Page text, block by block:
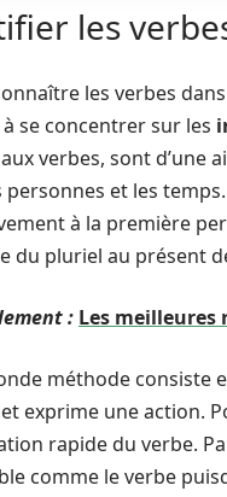
les
les verbes
se concentrer sur les
verbes, sont d’une
personnes et les
à la première
du pluriel au présent
: Les meilleures
méthode consiste
exprime une action.
rapide du verbe.
comme le verbe